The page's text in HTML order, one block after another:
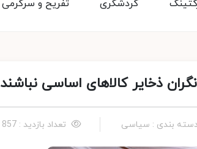
تفریح و سرگرمی گردشگری
ذخایر کالاهای اساسی نباشند
بندی : سیاسی تعداد بازدید : 857 نفر